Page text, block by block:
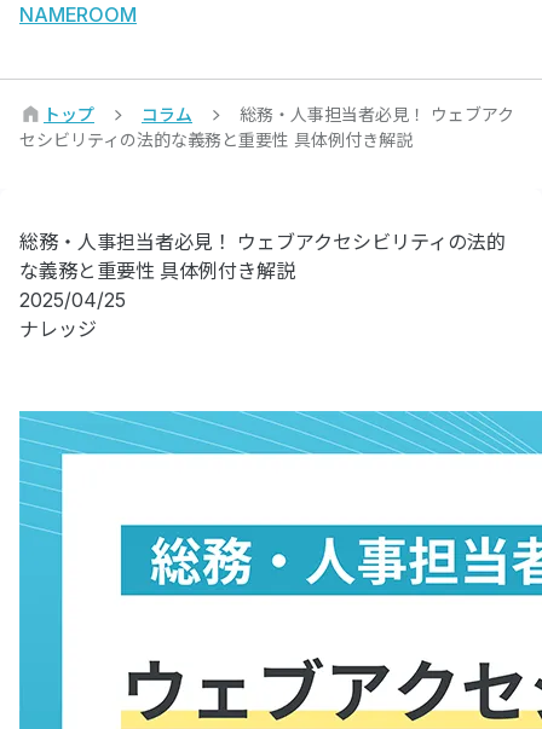
NAMEROOM
トップ コラム
総務・人事担当者必見！ ウェブアク
セシビリティの法的な義務と重要性 具体例付き解説
総務・人事担当者必見！ ウェブアクセシビリティの法的
な義務と重要性 具体例付き解説
2025/04/25
ナレッジ